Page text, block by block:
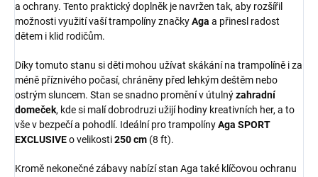
a ochrany. Tento praktický doplněk je navržen tak, aby rozšířil
možnosti využití vaší trampolíny značkyAga a přinesl radost
dětem i klid rodičům.
Díky tomuto stanu si děti mohou užívat skákání na trampolíně i za
méně příznivého počasí, chráněny před lehkým deštěm nebo
ostrým sluncem. Stan se snadno promění v útulnýzahradní
domeček, kde si malí dobrodruzi užijí hodiny kreativních her, a to
vše v bezpečí a pohodlí. Ideální pro trampolínyAga SPORT
EXCLUSIVEo velikosti250 cm (8 ft).
Kromě nekonečné zábavy nabízí stan Aga také klíčovou ochranu